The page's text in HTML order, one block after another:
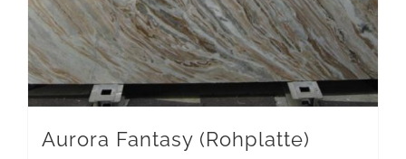
Aurora Fantasy (Rohplatte)